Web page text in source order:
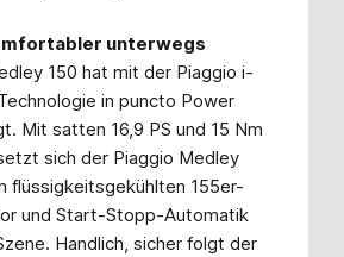
unterwegs
150 hat mit der Piaggio i-
in puncto Power
Mit satten 16,9 PS und 15 Nm
sich der Piaggio Medley
flüssigkeitsgekühlten 155er-
und Start-Stopp-Automatik
Handlich, sicher folgt der